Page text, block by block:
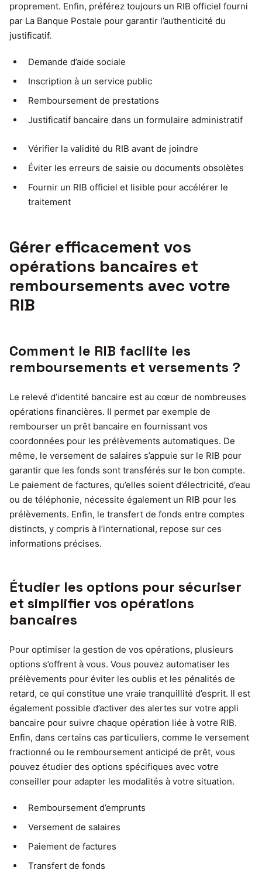
proprement. Enfin, préférez toujours un RIB officiel fourni
par La Banque Postale pour garantir l’authenticité du
justificatif.
Demande d’aide sociale
Inscription à un service public
Remboursement de prestations
Justificatif bancaire dans un formulaire administratif
Vérifier la validité du RIB avant de joindre
Éviter les erreurs de saisie ou documents obsolètes
Fournir un RIB officiel et lisible pour accélérer le
traitement
Gérer efficacement vos
opérations bancaires et
remboursements avec votre
RIB
Comment le RIB facilite les
remboursements et versements ?
Le relevé d’identité bancaire est au cœur de nombreuses
opérations financières. Il permet par exemple de
rembourser un prêt bancaire en fournissant vos
coordonnées pour les prélèvements automatiques. De
même, le versement de salaires s’appuie sur le RIB pour
garantir que les fonds sont transférés sur le bon compte.
Le paiement de factures, qu’elles soient d’électricité, d’eau
ou de téléphonie, nécessite également un RIB pour les
prélèvements. Enfin, le transfert de fonds entre comptes
distincts, y compris à l’international, repose sur ces
informations précises.
Étudier les options pour sécuriser
et simplifier vos opérations
bancaires
Pour optimiser la gestion de vos opérations, plusieurs
options s’offrent à vous. Vous pouvez automatiser les
prélèvements pour éviter les oublis et les pénalités de
retard, ce qui constitue une vraie tranquillité d’esprit. Il est
également possible d’activer des alertes sur votre appli
bancaire pour suivre chaque opération liée à votre RIB.
Enfin, dans certains cas particuliers, comme le versement
fractionné ou le remboursement anticipé de prêt, vous
pouvez étudier des options spécifiques avec votre
conseiller pour adapter les modalités à votre situation.
Remboursement d’emprunts
Versement de salaires
Paiement de factures
Transfert de fonds